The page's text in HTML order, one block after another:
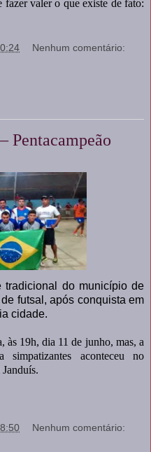
valer o que existe de fato:
Nenhum comentário:
Pentacampeão
tradicional do município de
futsal, após conquista em
cidade.
às 19h, dia 11 de junho, mas, a
simpatizantes aconteceu no
Nenhum comentário: